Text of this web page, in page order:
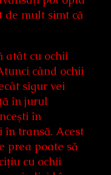
de mult simt că
atât cu ochii
când ochii
sigur vei
în jurul
în
transă. Acest
prea poate să
cu ochii